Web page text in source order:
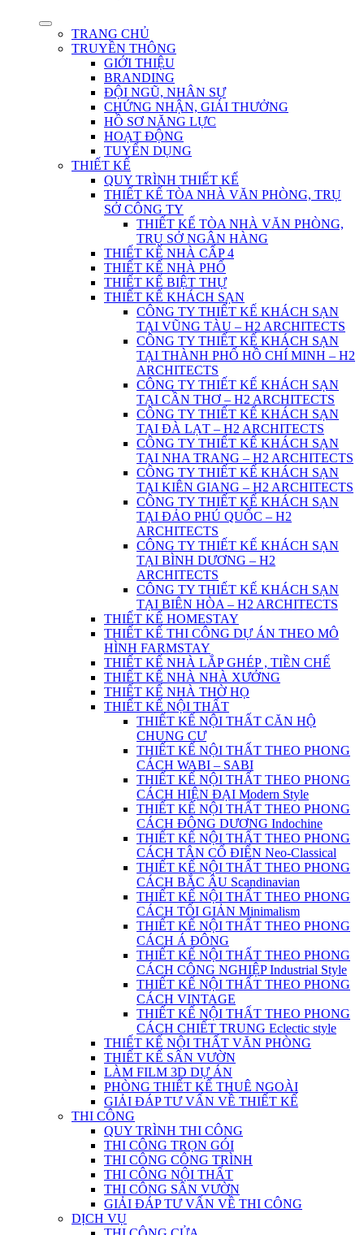
TRANG CHỦ
TRUYỀN THÔNG
GIỚI THIỆU
BRANDING
ĐỘI NGŨ, NHÂN SỰ
CHỨNG NHẬN, GIẢI THƯỞNG
HỒ SƠ NĂNG LỰC
HOẠT ĐỘNG
TUYỂN DỤNG
THIẾT KẾ
QUY TRÌNH THIẾT KẾ
THIẾT KẾ TÒA NHÀ VĂN PHÒNG, TRỤ
SỞ CÔNG TY
THIẾT KẾ TÒA NHÀ VĂN PHÒNG,
TRỤ SỞ NGÂN HÀNG
THIẾT KẾ NHÀ CẤP 4
THIẾT KẾ NHÀ PHỐ
THIẾT KẾ BIỆT THỰ
THIẾT KẾ KHÁCH SẠN
CÔNG TY THIẾT KẾ KHÁCH SẠN
TẠI VŨNG TÀU – H2 ARCHITECTS
CÔNG TY THIẾT KẾ KHÁCH SẠN
TẠI THÀNH PHỐ HỒ CHÍ MINH – H2
ARCHITECTS
CÔNG TY THIẾT KẾ KHÁCH SẠN
TẠI CẦN THƠ – H2 ARCHITECTS
CÔNG TY THIẾT KẾ KHÁCH SẠN
TẠI ĐÀ LẠT – H2 ARCHITECTS
CÔNG TY THIẾT KẾ KHÁCH SẠN
TẠI NHA TRANG – H2 ARCHITECTS
CÔNG TY THIẾT KẾ KHÁCH SẠN
TẠI KIÊN GIANG – H2 ARCHITECTS
CÔNG TY THIẾT KẾ KHÁCH SẠN
TẠI ĐẢO PHÚ QUỐC – H2
ARCHITECTS
CÔNG TY THIẾT KẾ KHÁCH SẠN
TẠI BÌNH DƯƠNG – H2
ARCHITECTS
CÔNG TY THIẾT KẾ KHÁCH SẠN
TẠI BIÊN HÒA – H2 ARCHITECTS
THIẾT KẾ HOMESTAY
THIẾT KẾ THI CÔNG DỰ ÁN THEO MÔ
HÌNH FARMSTAY
THIẾT KẾ NHÀ LẮP GHÉP , TIỀN CHẾ
THIẾT KẾ NHÀ NHÀ XƯỞNG
THIẾT KẾ NHÀ THỜ HỌ
THIẾT KẾ NỘI THẤT
THIẾT KẾ NỘI THẤT CĂN HỘ
CHUNG CƯ
THIẾT KẾ NỘI THẤT THEO PHONG
CÁCH WABI – SABI
THIẾT KẾ NỘI THẤT THEO PHONG
CÁCH HIỆN ĐẠI Modern Style
THIẾT KẾ NỘI THẤT THEO PHONG
CÁCH ĐÔNG DƯƠNG Indochine
THIẾT KẾ NỘI THẤT THEO PHONG
CÁCH TÂN CỔ ĐIỂN Neo-Classical
THIẾT KẾ NỘI THẤT THEO PHONG
CÁCH BẮC ÂU Scandinavian
THIẾT KẾ NỘI THẤT THEO PHONG
CÁCH TỐI GIẢN Minimalism
THIẾT KẾ NỘI THẤT THEO PHONG
CÁCH Á ĐÔNG
THIẾT KẾ NỘI THẤT THEO PHONG
CÁCH CÔNG NGHIỆP Industrial Style
THIẾT KẾ NỘI THẤT THEO PHONG
CÁCH VINTAGE
THIẾT KẾ NỘI THẤT THEO PHONG
CÁCH CHIẾT TRUNG Eclectic style
THIẾT KẾ NỘI THẤT VĂN PHÒNG
THIẾT KẾ SÂN VƯỜN
LÀM FILM 3D DỰ ÁN
PHÒNG THIẾT KẾ THUÊ NGOÀI
GIẢI ĐÁP TƯ VẤN VỀ THIẾT KẾ
THI CÔNG
QUY TRÌNH THI CÔNG
THI CÔNG TRỌN GÓI
THI CÔNG CÔNG TRÌNH
THI CÔNG NỘI THẤT
THI CÔNG SÂN VƯỜN
GIẢI ĐÁP TƯ VẤN VỀ THI CÔNG
DỊCH VỤ